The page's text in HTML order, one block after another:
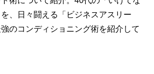
、日々闘える「ビジネスアスリー
のコンディショニング術を紹介して